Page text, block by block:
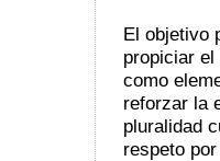
El objetivo
propiciar
como
reforzar la
pluralidad
respeto